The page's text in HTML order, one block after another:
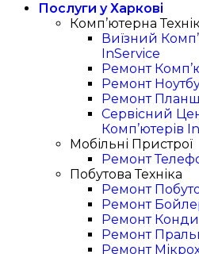
Послуги у Харкові
Комп’ютерна
Виїзний
InService
Ремонт
Ремонт
Ремонт
Сервісний
Комп’ютерів
Мобільні Пристрої
Ремонт
Побутова Техніка
Ремонт
Ремонт
Ремонт
Ремонт
Ремонт